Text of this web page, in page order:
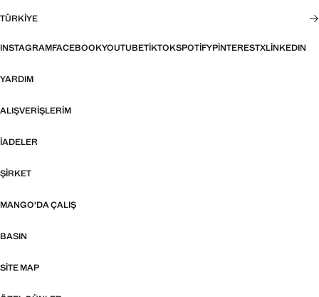
TÜRKIYE
INSTAGRAMFACEBOOKYOUTUBETIKTOKSPOTIFYPINTERESTXLINKEDIN
YARDIM
ALIŞVERIŞLERIM
İADELER
ŞIRKET
MANGO'DA ÇALIŞ
BASIN
SITE MAP